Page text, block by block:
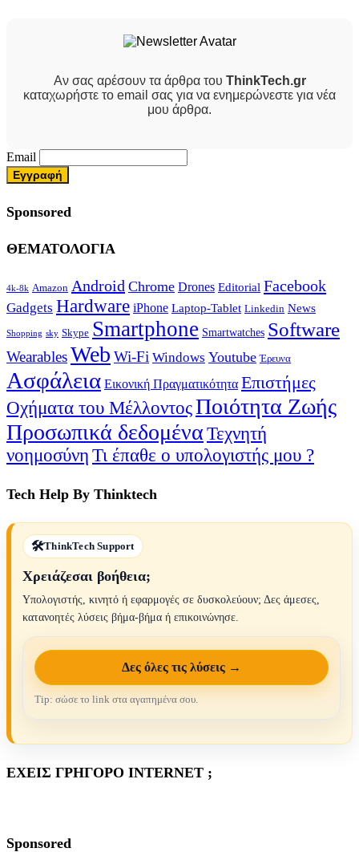
Αν σας αρέσουν τα άρθρα του ThinkTech.gr
καταχωρήστε το email σας για να ενημερώνεστε για νέα
μου άρθρα.
Email
Sponsored
ΘΕΜΑΤΟΛΟΓΙΑ
4k-8k Amazon Android Chrome Drones Editorial Facebook
Gadgets Hardware iPhone Laptop-Tablet Linkedin News
Shopping sky Skype Smartphone Smartwatches Software
WearablesWeb Wi-Fi Windows Youtube Έρευνα
Ασφάλεια Εικονική Πραγματικότητα Επιστήμες
Οχήματα του ΜέλλοντοςΠοιότητα Ζωής
Προσωπικά δεδομένα Τεχνητή
νοημοσύνη Τι έπαθε ο υπολογιστής μου ?
Tech Help By Thinktech
ThinkTech Support
Χρειάζεσαι βοήθεια;
Υπολογιστής, κινητό ή εφαρμογές σε δυσκολεύουν; Δες άμεσες,
κατανοητές λύσεις βήμα-βήμα ή επικοινώνησε.
Δες όλες τις λύσεις →
Tip: σώσε το link στα αγαπημένα σου.
ΕΧΕΙΣ ΓΡΗΓΟΡΟ INTERNET ;
Sponsored